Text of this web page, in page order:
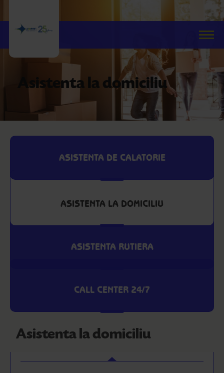
Call center: (+4021) 201.90.30
Servicii de asistenta
Asistenta in Franta
Daune
Home
Asistenta la domiciliu
ASISTENTA DE CALATORIE
ASISTENTA LA DOMICILIU
ASISTENTA RUTIERA
CALL CENTER 24/7
Asistenta la domiciliu